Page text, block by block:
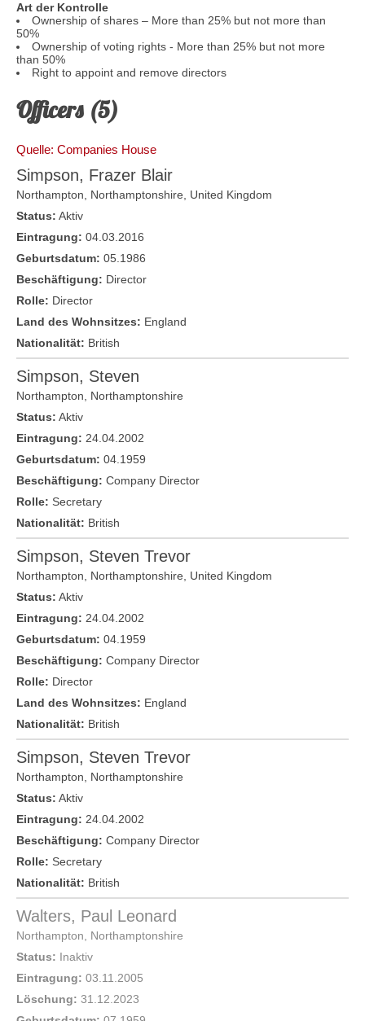
Art der Kontrolle
Ownership of shares – More than 25% but not more than
50%
Ownership of voting rights - More than 25% but not more
than 50%
Right to appoint and remove directors
Officers (5)
Quelle: Companies House
Simpson, Frazer Blair
Northampton, Northamptonshire
United Kingdom
Status: Aktiv
Eintragung: 04.03.2016
Geburtsdatum: 05.1986
Beschäftigung: Director
Rolle: Director
Land des Wohnsitzes: England
Nationalität: British
Simpson, Steven
Northampton
Northamptonshire
Status: Aktiv
Eintragung: 24.04.2002
Geburtsdatum: 04.1959
Beschäftigung: Company Director
Rolle: Secretary
Nationalität: British
Simpson, Steven Trevor
Northampton, Northamptonshire
United Kingdom
Status: Aktiv
Eintragung: 24.04.2002
Geburtsdatum: 04.1959
Beschäftigung: Company Director
Rolle: Director
Land des Wohnsitzes: England
Nationalität: British
Simpson, Steven Trevor
Northampton
Northamptonshire
Status: Aktiv
Eintragung: 24.04.2002
Beschäftigung: Company Director
Rolle: Secretary
Nationalität: British
Walters, Paul Leonard
Northampton
Northamptonshire
Status: Inaktiv
Eintragung: 03.11.2005
Löschung: 31.12.2023